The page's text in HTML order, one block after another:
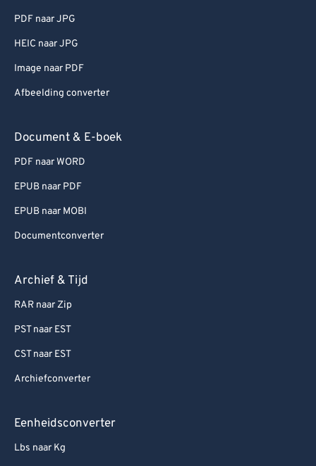
PDF naar JPG
HEIC naar JPG
Image naar PDF
Afbeelding converter
Document & E-boek
PDF naar WORD
EPUB naar PDF
EPUB naar MOBI
Documentconverter
Archief & Tijd
RAR naar Zip
PST naar EST
CST naar EST
Archiefconverter
Eenheidsconverter
Lbs naar Kg